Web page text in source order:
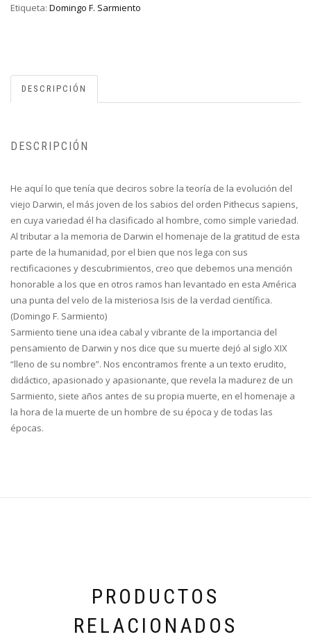
Etiqueta: Domingo F. Sarmiento
DESCRIPCIÓN
DESCRIPCIÓN
He aquí lo que tenía que deciros sobre la teoría de la evolución del
viejo Darwin, el más joven de los sabios del orden Pithecus sapiens,
en cuya variedad él ha clasificado al hombre, como simple variedad.
Al tributar a la memoria de Darwin el homenaje de la gratitud de esta
parte de la humanidad, por el bien que nos lega con sus
rectificaciones y descubrimientos, creo que debemos una mención
honorable a los que en otros ramos han levantado en esta América
una punta del velo de la misteriosa Isis de la verdad científica.
(Domingo F. Sarmiento)
Sarmiento tiene una idea cabal y vibrante de la importancia del
pensamiento de Darwin y nos dice que su muerte dejó al siglo XIX
“lleno de su nombre”. Nos encontramos frente a un texto erudito,
didáctico, apasionado y apasionante, que revela la madurez de un
Sarmiento, siete años antes de su propia muerte, en el homenaje a
la hora de la muerte de un hombre de su época y de todas las
épocas.
PRODUCTOS
RELACIONADOS